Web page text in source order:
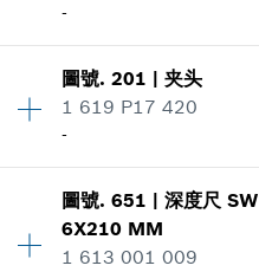
0.00 HK$*
*显示的价格不含增值税
顯示在插圖
0.00 HK$*
-
數量 1
價格類組: 00
適用機種
顯示在插圖
圖號.201 |夹头
1 619 P17 420
-
價格類組 :-
零件信息
圖號.651 |深度尺 SW
6X210 MM
1 613 001 009